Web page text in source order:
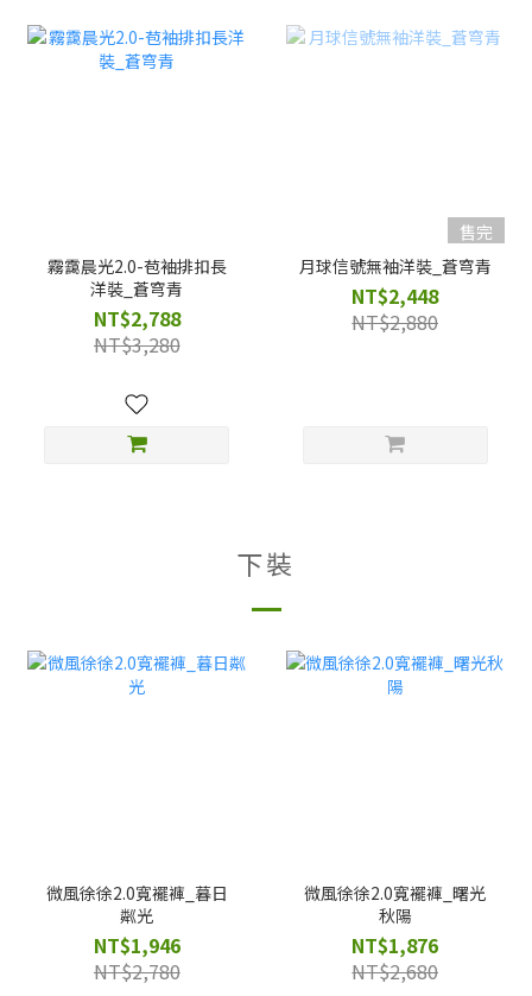
霧靄晨光2.0-苞袖排扣長
洋裝_蒼穹青
NT$2,788
NT$3,280
售完
月球信號無袖洋裝_蒼穹青
NT$2,448
NT$2,880
下裝
微風徐徐2.0寬襬褲_暮日
粼光
NT$1,946
NT$2,780
微風徐徐2.0寬襬褲_曙光
秋陽
NT$1,876
NT$2,680